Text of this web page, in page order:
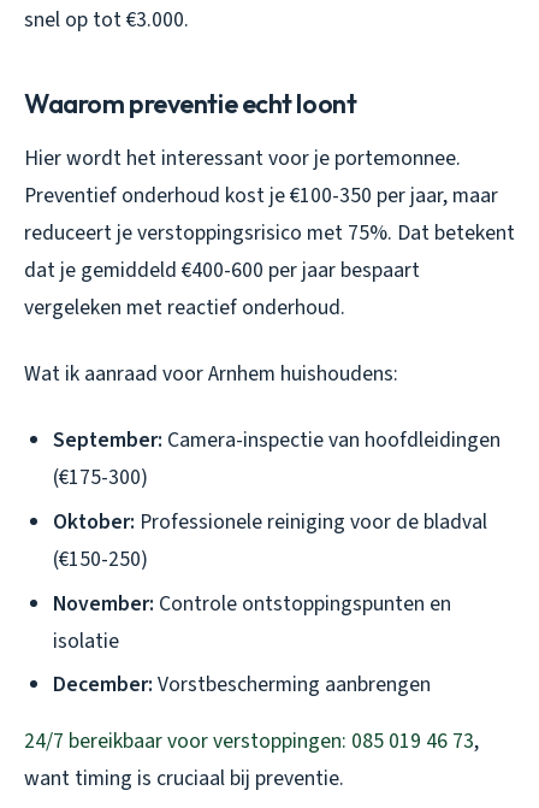
snel op tot €3.000.
Waarom preventie echt loont
Hier wordt het interessant voor je portemonnee.
Preventief onderhoud kost je €100-350 per jaar, maar
reduceert je verstoppingsrisico met 75%. Dat betekent
dat je gemiddeld €400-600 per jaar bespaart
vergeleken met reactief onderhoud.
Wat ik aanraad voor Arnhem huishoudens:
September: Camera-inspectie van hoofdleidingen
(€175-300)
Oktober: Professionele reiniging voor de bladval
(€150-250)
November: Controle ontstoppingspunten en
isolatie
December: Vorstbescherming aanbrengen
24/7 bereikbaar voor verstoppingen: 085 019 46 73,
want timing is cruciaal bij preventie.